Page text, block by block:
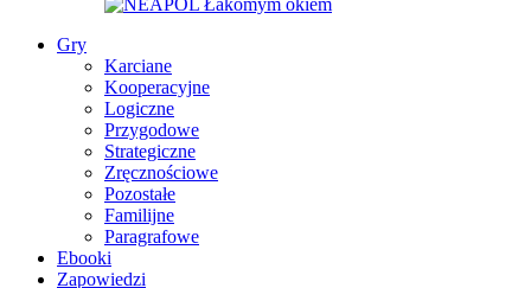
Gry
Karciane
Kooperacyjne
Logiczne
Przygodowe
Strategiczne
Zręcznościowe
Pozostałe
Familijne
Paragrafowe
Ebooki
Zapowiedzi